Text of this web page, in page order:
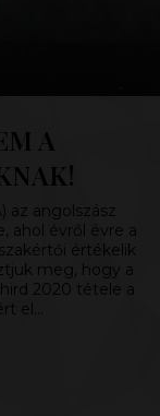
A
az angolszász
ahol évről évre a
értékelik
meg, hogy a
2020 tétele a
el…